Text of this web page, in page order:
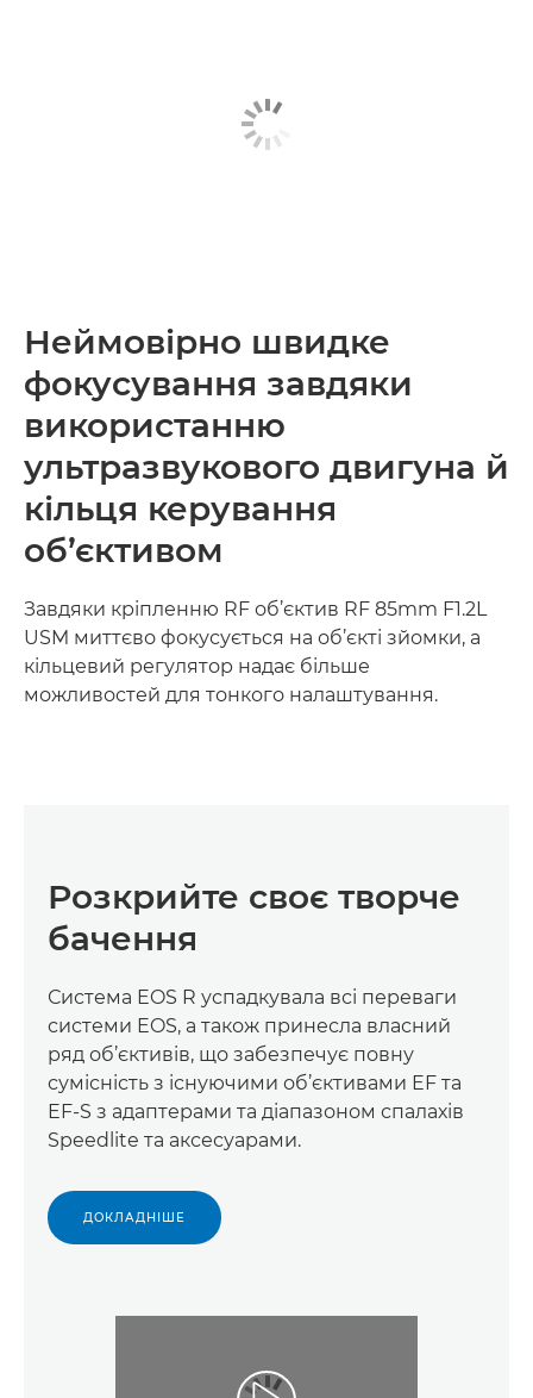
Неймовірно швидке
фокусування завдяки
використанню
ультразвукового двигуна й
кільця керування
об’єктивом
Завдяки кріпленню RF об’єктив RF 85mm F1.2L
USM миттєво фокусується на об’єкті зйомки, а
кільцевий регулятор надає більше
можливостей для тонкого налаштування.
Розкрийте своє творче
бачення
Система EOS R успадкувала всі переваги
системи EOS, а також принесла власний
ряд об’єктивів, що забезпечує повну
сумісність з існуючими об’єктивами EF та
EF-S з адаптерами та діапазоном спалахів
Speedlite та аксесуарами.
ДОКЛАДНІШЕ